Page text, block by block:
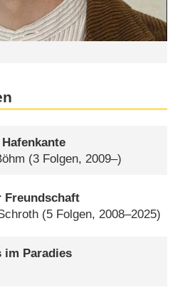
(3 Folgen, 2009–)
Freundschaft
(5 Folgen, 2008–2025)
im Paradies